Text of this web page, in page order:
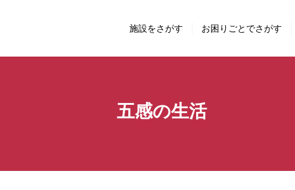
施設をさがす お困りごとでさがす
五感の生活